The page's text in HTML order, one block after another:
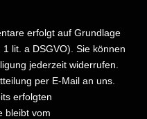
erfolgt auf Grundlage
lit. a DSGVO). Sie können
jederzeit widerrufen.
per E-Mail an uns.
erfolgten
bleibt vom